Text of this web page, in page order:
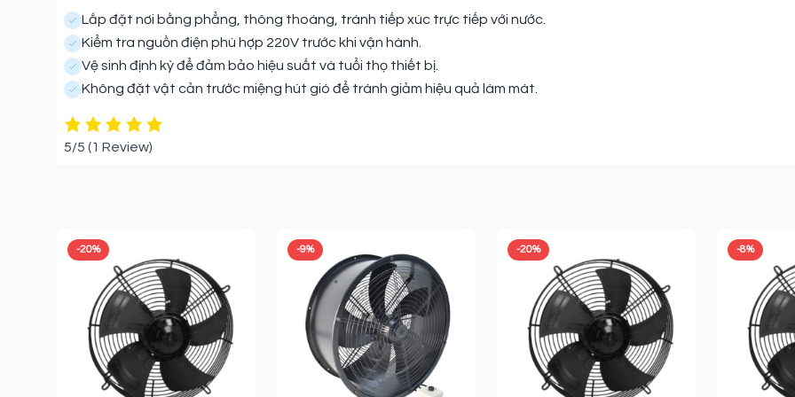
Lắp đặt nơi bằng phẳng, thông thoáng, tránh tiếp xúc trực tiếp với nước.
Kiểm tra nguồn điện phù hợp 220V trước khi vận hành.
Vệ sinh định kỳ để đảm bảo hiệu suất và tuổi thọ thiết bị.
Không đặt vật cản trước miệng hút gió để tránh giảm hiệu quả làm mát.
5/5 (1 Review)
-20% -9% -20% -8%